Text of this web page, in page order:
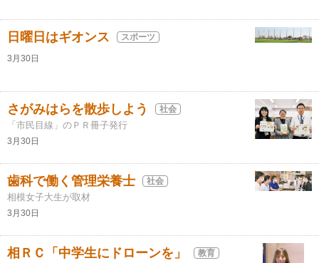
日曜日はギオンス スポーツ
3月30日
さがみはらを散歩しよう 社会
「市民目線」のＰＲ冊子発行
3月30日
歯科で働く管理栄養士 社会
相模女子大生が取材
3月30日
相ＲＣ「中学生にドローンを」 教育